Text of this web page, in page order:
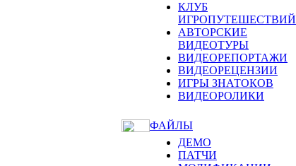
КЛУБ
ИГРОПУТЕШЕСТВИЙ
АВТОРСКИЕ
ВИДЕОТУРЫ
ВИДЕОРЕПОРТАЖИ
ВИДЕОРЕЦЕНЗИИ
ИГРЫ ЗНАТОКОВ
ВИДЕОРОЛИКИ
ФАЙЛЫ
ДЕМО
ПАТЧИ